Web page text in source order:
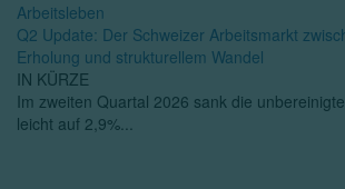
Arbeitsleben
Q2 Update: Der Schweizer Arbeitsmarkt
Erholung und strukturellem Wandel
IN KÜRZE
Im zweiten Quartal 2026 sank die
leicht auf 2,9%...